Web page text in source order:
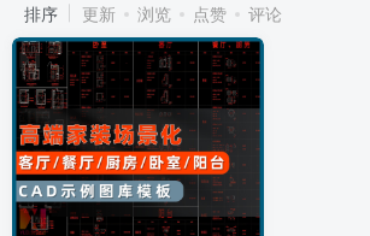
排序 更新 浏览 点赞 评论